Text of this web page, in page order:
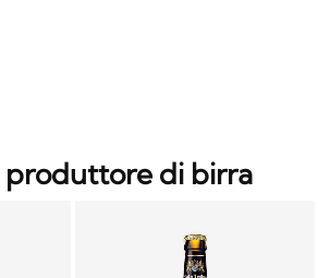
produttore di birra